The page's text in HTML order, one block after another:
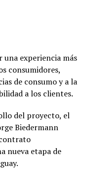
una experiencia más
consumidores,
de consumo y a la
a los clientes.
del proyecto, el
Biedermann
nueva etapa de